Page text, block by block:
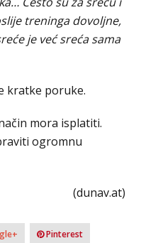
treninga dovoljne,
je već sreća sama
kratke poruke.
mora isplatiti.
ogromnu
(dunav.at)
Pinterest